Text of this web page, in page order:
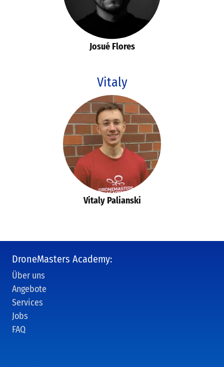
Josué Flores
Vitaly
Vitaly Palianski
DroneMasters Academy:
Über uns
Angebote
Services
Jobs
FAQ